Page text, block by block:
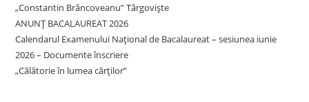
„Constantin Brâncoveanu” Târgoviște
ANUNȚ BACALAUREAT 2026
Calendarul Examenului Național de Bacalaureat – sesiunea iunie
2026 – Documente înscriere
„Călătorie în lumea cărților”